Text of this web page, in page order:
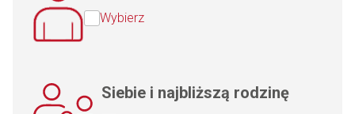
Wybierz
Siebie i najbliższą rodzinę